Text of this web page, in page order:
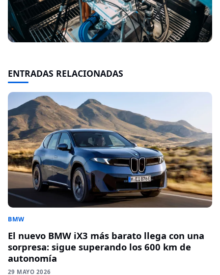
ENTRADAS RELACIONADAS
BMW
El nuevo BMW iX3 más barato llega con una
sorpresa: sigue superando los 600 km de
autonomía
29 MAYO 2026